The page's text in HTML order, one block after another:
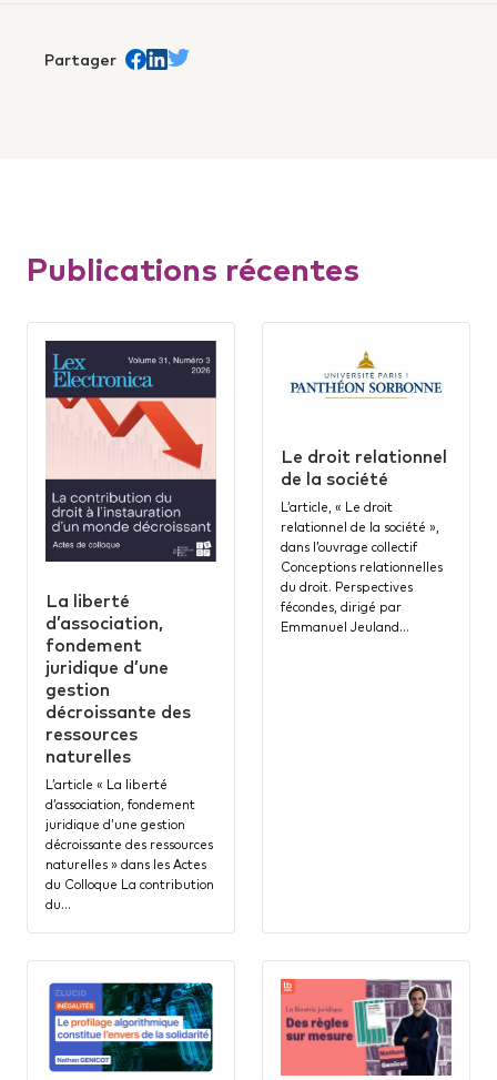
Partager Partager sur Facebook
trans.Partager sur Linkedin
Partager sur Twitter
Publications récentes
La liberté
d’association,
fondement
juridique d’une
gestion
décroissante des
ressources
naturelles
L’article « La liberté
d’association, fondement
juridique d’une gestion
décroissante des ressources
naturelles » dans les Actes
du Colloque La contribution
du…
Le droit relationnel
de la société
L’article, « Le droit
relationnel de la société »,
dans l’ouvrage collectif
Conceptions relationnelles
du droit. Perspectives
fécondes, dirigé par
Emmanuel Jeuland…